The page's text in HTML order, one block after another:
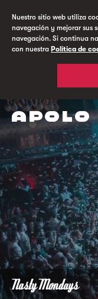
Nuestro sitio web utiliza
navegación y mejorar sus
navegación. Si continua
con nuestra Política de